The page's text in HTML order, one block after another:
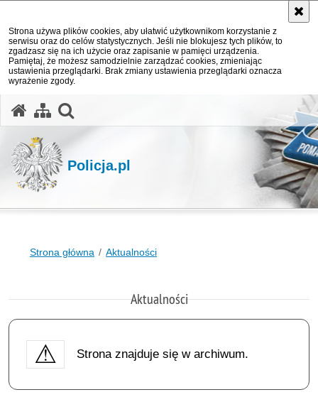
Strona używa plików cookies, aby ułatwić użytkownikom korzystanie z
serwisu oraz do celów statystycznych. Jeśli nie blokujesz tych plików, to
zgadzasz się na ich użycie oraz zapisanie w pamięci urządzenia.
Pamiętaj, że możesz samodzielnie zarządzać cookies, zmieniając
ustawienia przeglądarki. Brak zmiany ustawienia przeglądarki oznacza
wyrażenie zgody.
Policja.pl
Strona główna Aktualności
Aktualności
Strona znajduje się w archiwum.